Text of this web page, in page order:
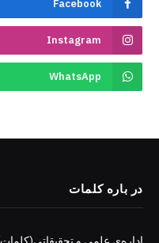
Facebook
Instagram
WhatsApp
در باره کلمات